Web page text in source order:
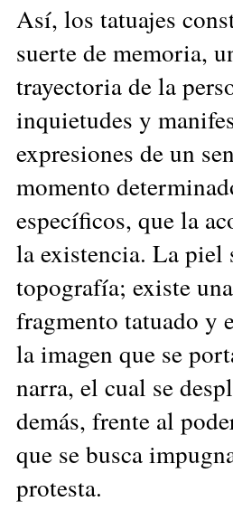
Así, los tatuajes
suerte de memoria,
trayectoria de la
inquietudes y
expresiones de un
momento
específicos, que la
la existencia. La piel
topografía; existe
fragmento tatuado y
la imagen que se
narra, el cual se
demás, frente al
que se busca
protesta.